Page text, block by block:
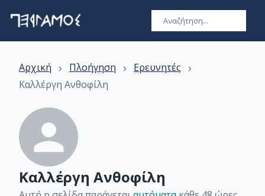
Αρχική › Πλοήγηση › Ερευνητές ›
Καλλέργη Ανθοφίλη
Καλλέργη Ανθοφίλη